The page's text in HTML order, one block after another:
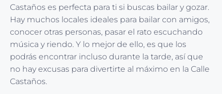
Castaños es perfecta para ti si buscas bailar y gozar.
Hay muchos locales ideales para bailar con amigos,
conocer otras personas, pasar el rato escuchando
música y riendo. Y lo mejor de ello, es que los
podrás encontrar incluso durante la tarde, así que
no hay excusas para divertirte al máximo en la Calle
Castaños.